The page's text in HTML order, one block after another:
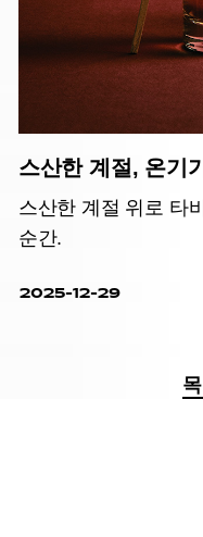
스산한 계절, 온기
스산한 계절 위로 타
순간.
2025-12-29